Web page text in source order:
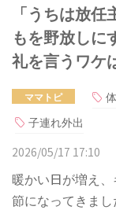
「うちは放
もを野放し
礼を言うワケ
ママトピ
子連れ外出
2026/05/17 17:10
暖かい日が増え
節になってきま